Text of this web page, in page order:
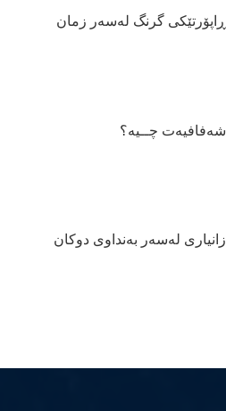
ڕاپۆرتێكی گرنگ لەسەر زمان
شەفافیەت چــیە؟
زانیاری لەسەر بەنداوی دوكان